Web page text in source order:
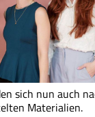
sich nun auch
Materialien.